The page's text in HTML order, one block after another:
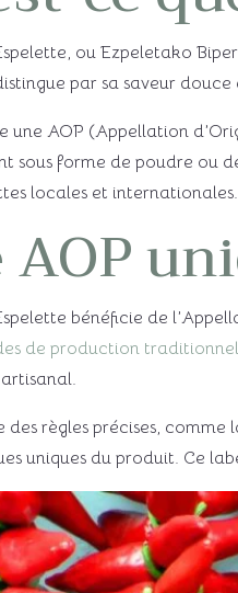
ou Ezpeletako
par sa saveur
une AOP (Appellation
sous forme de poudre ou
locales et internationales.
bénéficie de
de production
des règles précises,
uniques du produit. Ce